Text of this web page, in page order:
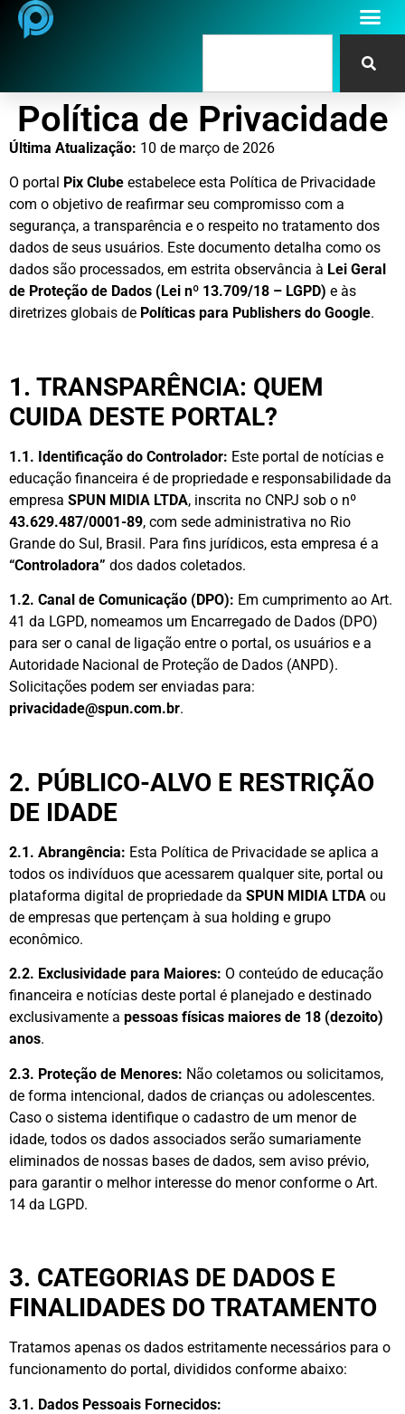
Política de Privacidade
Última Atualização: 10 de março de 2026
O portal Pix Clube estabelece esta Política de Privacidade
com o objetivo de reafirmar seu compromisso com a
segurança, a transparência e o respeito no tratamento dos
dados de seus usuários. Este documento detalha como os
dados são processados, em estrita observância à Lei Geral
de Proteção de Dados (Lei nº 13.709/18 – LGPD) e às
diretrizes globais de Políticas para Publishers do Google.
1. TRANSPARÊNCIA: QUEM
CUIDA DESTE PORTAL?
1.1. Identificação do Controlador: Este portal de notícias e
educação financeira é de propriedade e responsabilidade da
empresa SPUN MIDIA LTDA, inscrita no CNPJ sob o nº
43.629.487/0001-89, com sede administrativa no Rio
Grande do Sul, Brasil. Para fins jurídicos, esta empresa é a
“Controladora” dos dados coletados.
1.2. Canal de Comunicação (DPO): Em cumprimento ao Art.
41 da LGPD, nomeamos um Encarregado de Dados (DPO)
para ser o canal de ligação entre o portal, os usuários e a
Autoridade Nacional de Proteção de Dados (ANPD).
Solicitações podem ser enviadas para:
privacidade@spun.com.br.
2. PÚBLICO-ALVO E RESTRIÇÃO
DE IDADE
2.1. Abrangência: Esta Política de Privacidade se aplica a
todos os indivíduos que acessarem qualquer site, portal ou
plataforma digital de propriedade da SPUN MIDIA LTDA ou
de empresas que pertençam à sua holding e grupo
econômico.
2.2. Exclusividade para Maiores: O conteúdo de educação
financeira e notícias deste portal é planejado e destinado
exclusivamente a pessoas físicas maiores de 18 (dezoito)
anos.
2.3. Proteção de Menores: Não coletamos ou solicitamos,
de forma intencional, dados de crianças ou adolescentes.
Caso o sistema identifique o cadastro de um menor de
idade, todos os dados associados serão sumariamente
eliminados de nossas bases de dados, sem aviso prévio,
para garantir o melhor interesse do menor conforme o Art.
14 da LGPD.
3. CATEGORIAS DE DADOS E
FINALIDADES DO TRATAMENTO
Tratamos apenas os dados estritamente necessários para o
funcionamento do portal, divididos conforme abaixo:
3.1. Dados Pessoais Fornecidos: